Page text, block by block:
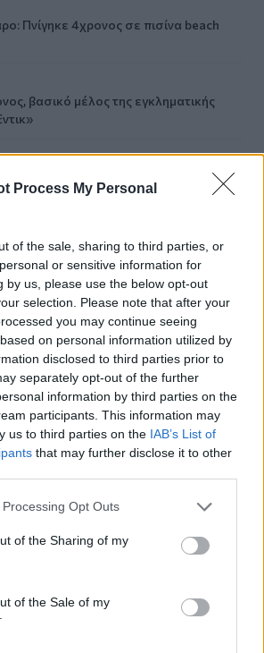
Process My Personal
of the sale, sharing to third parties, or
or sensitive information for
by us, please use the below opt-out
selection. Please note that after your
you may continue seeing
on personal information utilized by
disclosed to third parties prior to
separately opt-out of the further
information by third parties on the
participants. This information may
us to third parties on the IAB’s List of
that may further disclose it to other
Opt Outs
of the Sharing of my
of the Sale of my
Πνίγηκε 4χρονος σε πισίνα beach
βασικό μέλος της εγκληματικής
Χανίων παρουσιάζει τις
Οδηγός προστασίας από
Εταιρεία
Αποχώρησε και ο Νίκος
«Ελπίδα»
από τροχαίο με γουρούνα στην
συλλυπήθηκε για τον χαμό του
Σαββάτου»… πάνε διακοπές!
στη Σαντορίνη: Ο 15χρονος που δεν
από το τσουνάμι μπορεί ν' αλλάξει